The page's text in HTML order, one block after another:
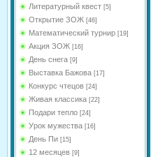
Литературный квест [5]
Открытие ЗОЖ [46]
Математический турнир [19]
Акция ЗОЖ [16]
День снега [9]
Выставка Бажова [17]
Конкурс чтецов [24]
Живая классика [22]
Подари тепло [24]
Урок мужества [16]
День Пи [15]
12 месяцев [9]